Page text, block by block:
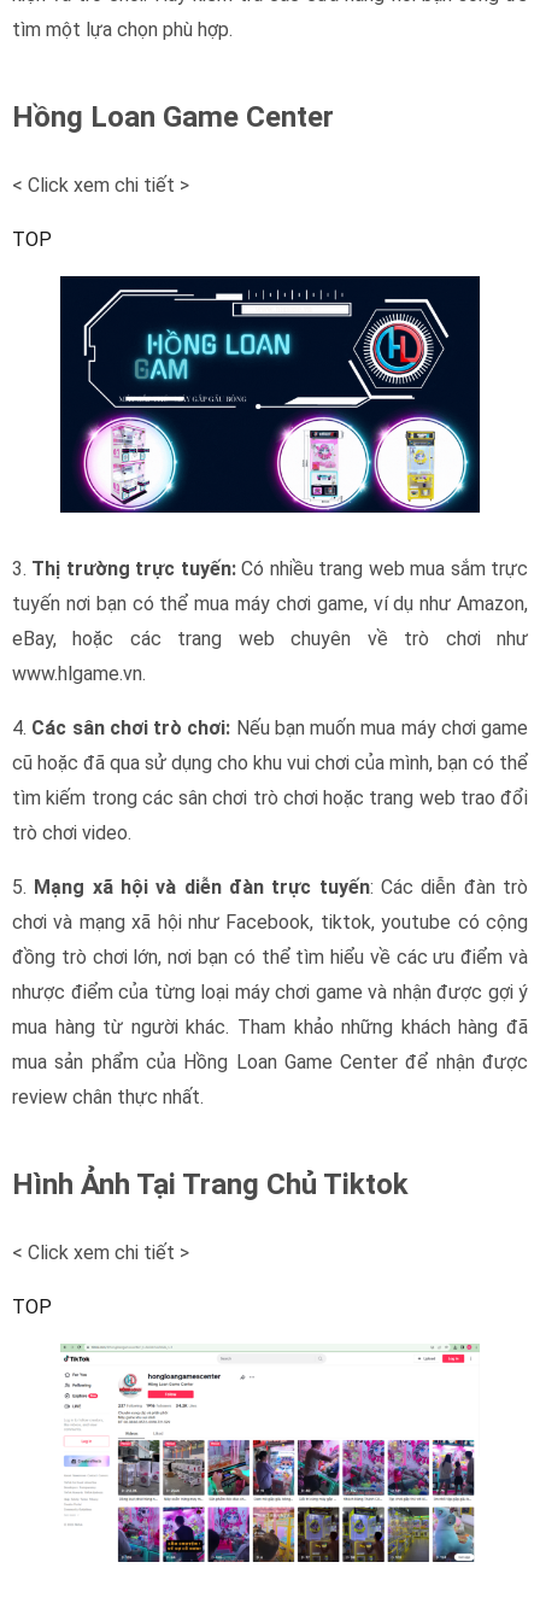
tìm một lựa chọn phù hợp.
Hồng Loan Game Center
< Click xem chi tiết >
TOP
3. Thị trường trực tuyến:Có nhiều trang web mua sắm trực
tuyến nơi bạn có thể mua máy chơi game, ví dụ như Amazon,
eBay, hoặc các trang web chuyên về trò chơi như
www.hlgame.vn.
4. Các sân chơi trò chơi: Nếu bạn muốn mua máy chơi game
cũ hoặc đã qua sử dụng cho khu vui chơi của mình, bạn có thể
tìm kiếm trong các sân chơi trò chơi hoặc trang web trao đổi
trò chơi video.
5. Mạng xã hội và diễn đàn trực tuyến: Các diễn đàn trò
chơi và mạng xã hội như Facebook, tiktok, youtube có cộng
đồng trò chơi lớn, nơi bạn có thể tìm hiểu về các ưu điểm và
nhược điểm của từng loại máy chơi game và nhận được gợi ý
mua hàng từ người khác. Tham khảo những khách hàng đã
mua sản phẩm của Hồng Loan Game Center để nhận được
review chân thực nhất.
Hình Ảnh Tại Trang Chủ Tiktok
< Click xem chi tiết >
TOP